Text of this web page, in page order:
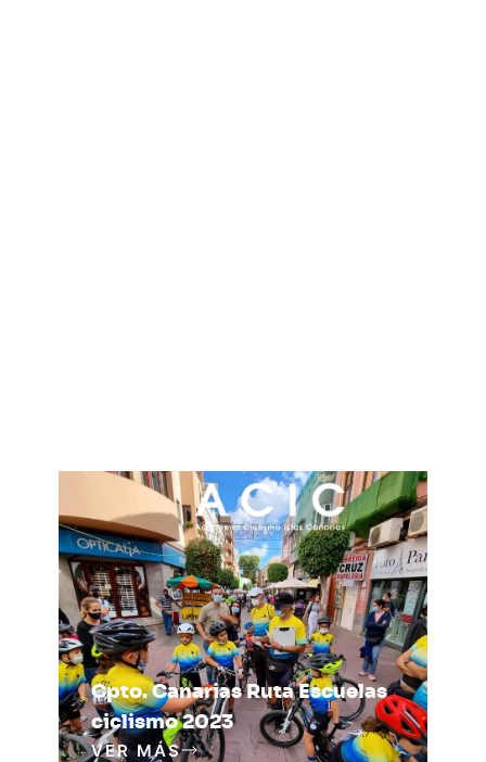
Cpto. Canarias Ruta Escuelas
ciclismo 2023
VER MÁS